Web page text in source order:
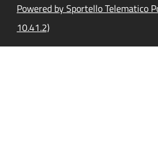
Powered by Sportello Telematico
10.41.2)